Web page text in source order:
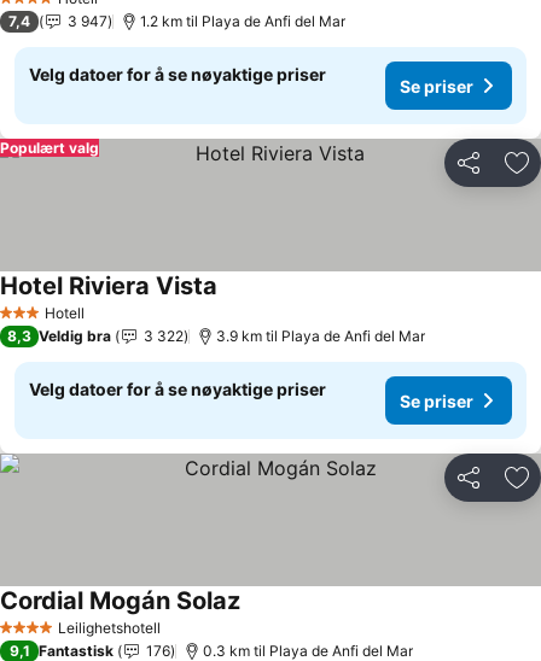
4 Stjerner
7,4 3 947 1.2 km til Playa de Anfi del Mar
Velg datoer for å se nøyaktige priser
Se priser
Del
Populært valg
3 StjernerHotell
Hotel Riviera Vista
8,3 Veldig bra 3 322 3.9 km til Playa de Anfi del Mar
Velg datoer for å se nøyaktige priser
Se priser
Del
4 StjernerLeilighetshotell
Cordial Mogán Solaz
9,1 Fantastisk 176 0.3 km til Playa de Anfi del Mar